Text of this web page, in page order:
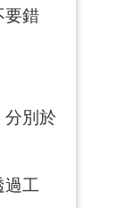
要錯
分別於
工